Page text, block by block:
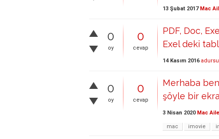
13 Şubat 2017 Mac
0
oy
0
cevap
PDF, Doc,
Exel deki
14 Kasım 2016
0
oy
0
cevap
Merhaba
şöyle bir
3 Nisan 2020 Mac
mac imovie